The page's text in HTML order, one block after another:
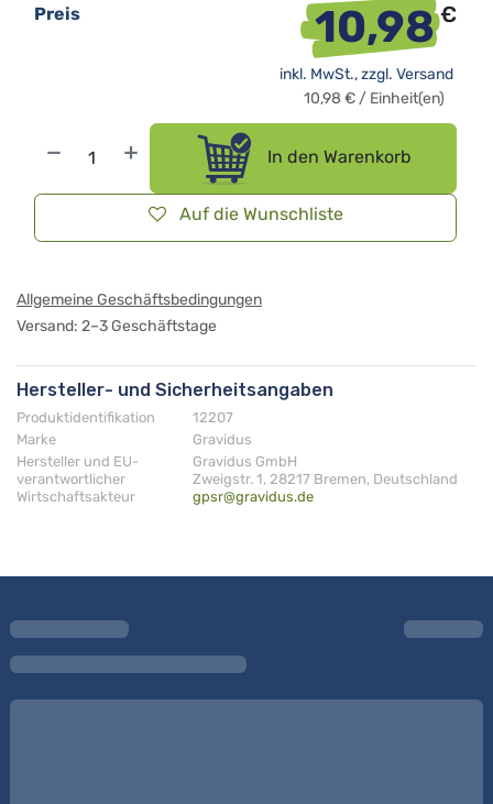
In den Warenkorb
Auf die Wunschliste
Preis 10,98€
inkl. MwSt., zzgl. Versand
10,98 €/ Einheit(en)
Allgemeine Geschäftsbedingungen
Versand: 2–3 Geschäftstage
Hersteller- und Sicherheitsangaben
Produktidentifikation
12207
Marke
Gravidus
Hersteller und EU-
verantwortlicher
Wirtschaftsakteur
Gravidus GmbH
Zweigstr. 1, 28217 Bremen, Deutschland
gpsr@gravidus.de